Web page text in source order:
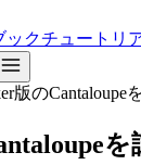
ックチュートリ
版のCantaloupe
を